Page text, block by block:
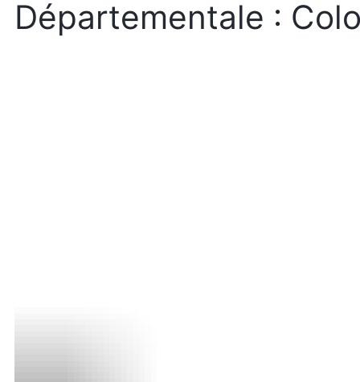
Départementale :